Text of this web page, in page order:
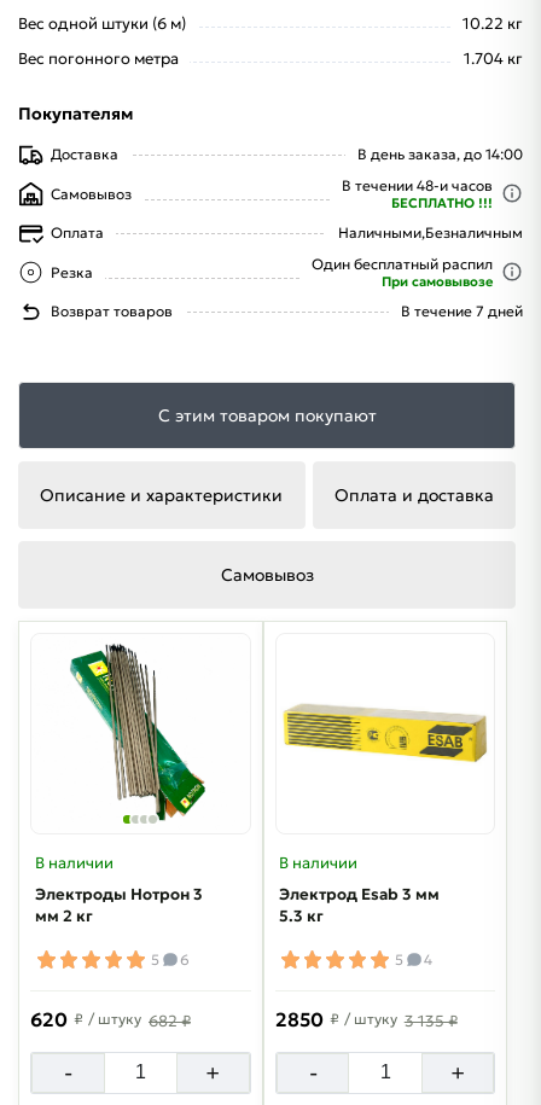
Вес одной штуки (6 м)
10.22 кг
Вес погонного метра
1.704 кг
Покупателям
Доставка В день заказа, до 14:00
Самовывоз В течении 48-и часов
БЕСПЛАТНО !!!
Оплата Наличными,Безналичным
Резка Один бесплатный распил
При самовывозе
Возврат товаров В течение 7 дней
С этим товаром покупают
Описание и характеристики Оплата и доставка
Самовывоз
В наличии
Электроды Нотрон 3
мм 2 кг
5 6
620 ₽ / штуку 682 ₽
- +
В наличии
Электрод Esab 3 мм
5.3 кг
5 4
2850 ₽ / штуку 3 135 ₽
- +